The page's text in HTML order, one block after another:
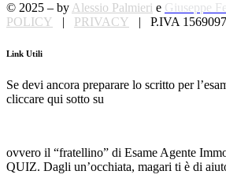
© 2025 – by Alessio Palmieri e Giuseppe
POLICY | PRIVACY | P.IVA
Link Utili
Se devi ancora preparare lo scritto per
cliccare qui sotto su
ovvero il “fratellino” di Esame Agente
QUIZ. Dagli un’occhiata, magari ti è di